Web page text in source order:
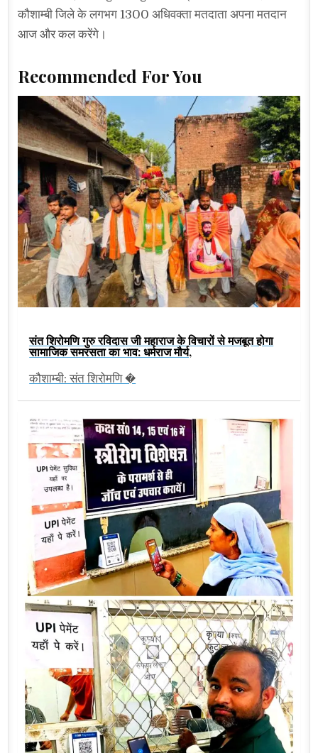
कौशाम्बी जिले के लगभग 1300 अधिवक्ता मतदाता अपना मतदान
आज और कल करेंगे।
Recommended For You
संत शिरोमणि गुरु रविदास जी महाराज के विचारों से मजबूत होगा
सामाजिक समरसता का भाव: धर्मराज मौर्य,
कौशाम्बी: संत शिरोमणि �